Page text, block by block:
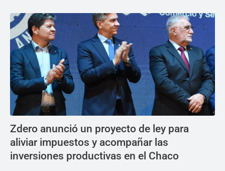
Zdero anunció un proyecto de ley para
aliviar impuestos y acompañar las
inversiones productivas en el Chaco